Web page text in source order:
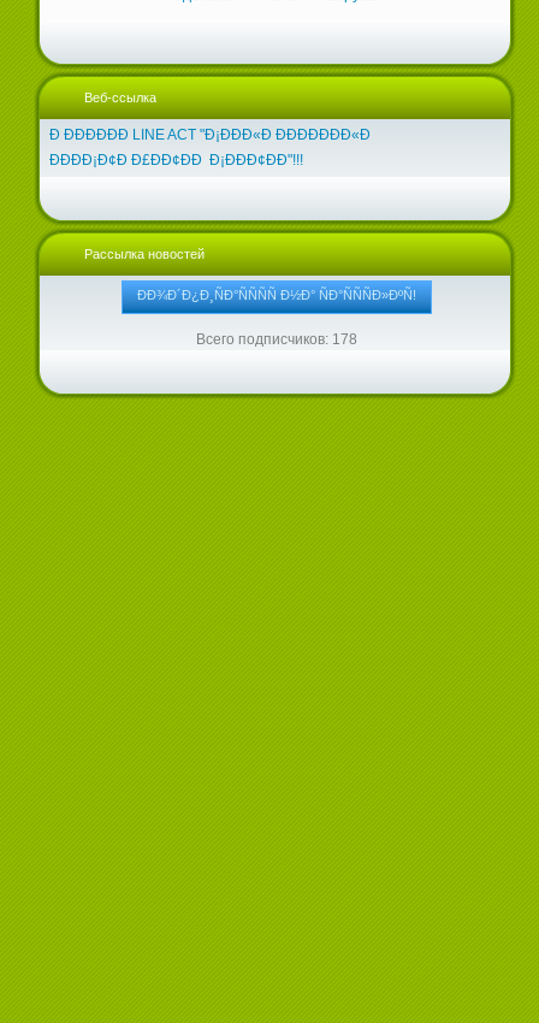
Веб-ссылка
Ð ÐÐÐÐÐÐ LINE ACT "Ð¡ÐÐÐ«Ð ÐÐÐÐÐÐÐ«Ð
ÐÐÐÐ¡Ð¢Ð Ð£ÐÐ¢ÐÐ Ð¡ÐÐÐ¢ÐÐ"!!!
Рассылка новостей
Всего подписчиков: 178